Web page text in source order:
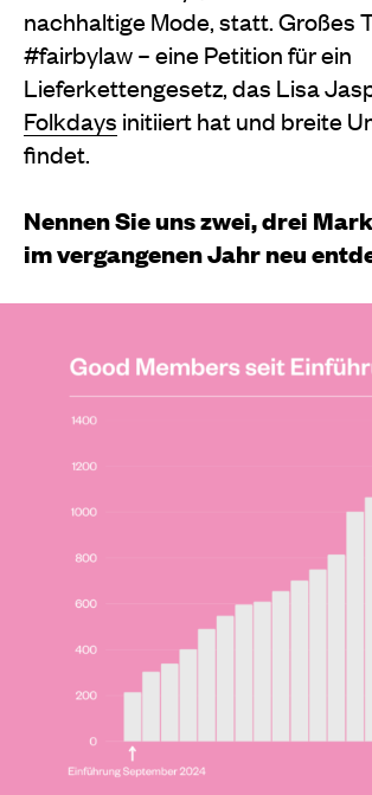
nachhaltige Mode, statt. Großes
#fairbylaw – eine Petition für ein
Lieferkettengesetz, das Lisa
Folkdays initiiert hat und breite
findet.
Nennen Sie uns zwei, drei
im vergangenen Jahr neu